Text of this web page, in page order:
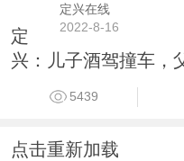
定兴在线
2022-8-16
定
兴：儿子酒驾撞车，
5439
点击重新加载